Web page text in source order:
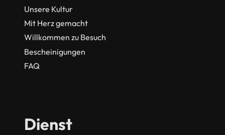
Unsere Kultur
Mit Herz gemacht
Willkommen zu Besuch
Bescheinigungen
FAQ
Dienst